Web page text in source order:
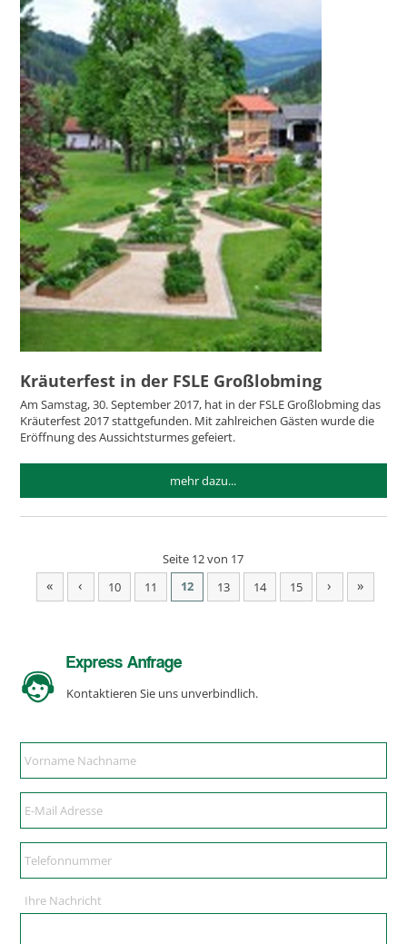
Kräuterfest in der FSLE Großlobming
Am Samstag, 30. September 2017, hat in der FSLE Großlobming das
Kräuterfest 2017 stattgefunden. Mit zahlreichen Gästen wurde die
Eröffnung des Aussichtsturmes gefeiert.
mehr dazu...
Seite 12 von 17
« ‹ 10 11 12 13 14 15 › »
Express Anfrage
Kontaktieren Sie uns unverbindlich.
Ihre Nachricht